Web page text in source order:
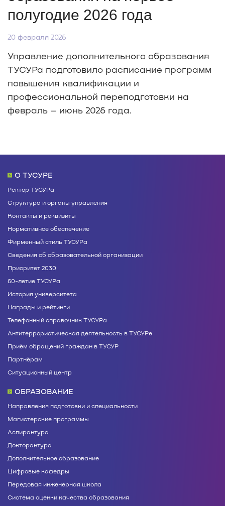
полугодие 2026 года
20 февраля 2026
Управление дополнительного образования
ТУСУРа подготовило расписание программ
повышения квалификации и
профессиональной переподготовки на
февраль – июнь 2026 года.
О ТУСУРЕ
Ректор ТУСУРа
Структура и органы управления
Контакты и реквизиты
Нормативное обеспечение
Фирменный стиль ТУСУРа
Сведения об образовательной организации
Приоритет 2030
60-летие ТУСУРа
История университета
Награды и рейтинги
Телефонный справочник ТУСУРа
Антитеррористическая деятельность в ТУСУРе
Приём обращений граждан в ТУСУР
Партнёрам
Ситуационный центр
ОБРАЗОВАНИЕ
Направления подготовки и специальности
Магистерские программы
Аспирантура
Докторантура
Дополнительное образование
Цифровые кафедры
Передовая инженерная школа
Система оценки качества образования